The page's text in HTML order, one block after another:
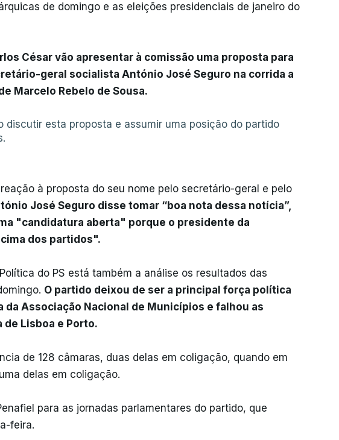
de domingo e as eleições presidenciais de janeiro do
César vão apresentar à comissão uma proposta para
geral socialista António José Seguro na corrida a
Marcelo Rebelo de Sousa.
discutir esta proposta e assumir uma posição do partido
à proposta do seu nome pelo secretário-geral e pelo
José Seguro disse tomar “boa nota dessa notícia”,
"candidatura aberta" porque o presidente da
dos partidos".
do PS está também a análise os resultados das
O partido deixou de ser a principal força política
da Associação Nacional de Municípios e falhou as
de Lisboa e Porto.
de 128 câmaras, duas delas em coligação, quando em
delas em coligação.
para as jornadas parlamentares do partido, que
feira.